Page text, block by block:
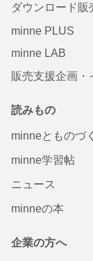
ダウンロード販
minne PLUS
minne LAB
販売支援企画・
読みもの
minneとものづ
minne学習帖
ニュース
minneの本
企業の方へ